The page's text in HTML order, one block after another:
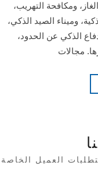
ومكافحة التهريب،
وميناء الصيد الذكي،
الذكي عن الحدود،
العميل الخاصة